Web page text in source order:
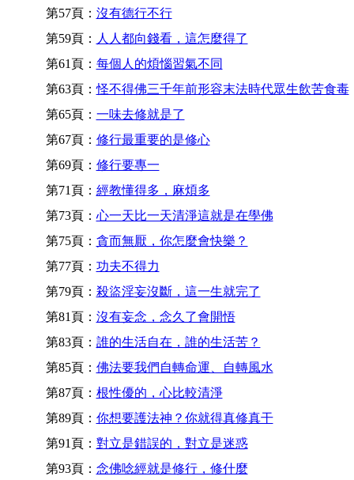
第57頁： 沒有德行不行
第59頁： 人人都向錢看，這怎麼得了
第61頁： 每個人的煩惱習氣不同
第63頁：怪不得佛三千年前形容末法時代眾生飲苦食毒
第65頁： 一味去修就是了
第67頁： 修行最重要的是修心
第69頁： 修行要專一
第71頁： 經教懂得多，麻煩多
第73頁： 心一天比一天清淨這就是在學佛
第75頁： 貪而無厭，你怎麼會快樂？
第77頁： 功夫不得力
第79頁： 殺盜淫妄沒斷，這一生就完了
第81頁： 沒有妄念，念久了會開悟
第83頁： 誰的生活自在，誰的生活苦？
第85頁： 佛法要我們自轉命運、自轉風水
第87頁： 根性優的，心比較清淨
第89頁： 你想要護法神？你就得真修真干
第91頁： 對立是錯誤的，對立是迷惑
第93頁： 念佛唸經就是修行，修什麼